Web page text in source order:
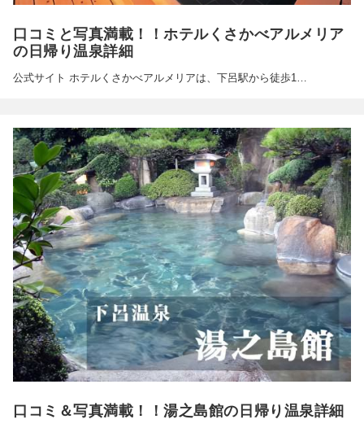
口コミと写真満載！！ホテルくさかべアルメリア
の日帰り温泉詳細
公式サイト ホテルくさかべアルメリアは、下呂駅から徒歩1…
口コミ＆写真満載！！湯之島館の日帰り温泉詳細